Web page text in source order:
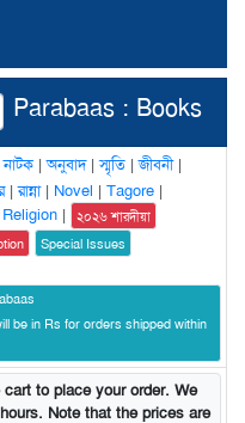
Parabaas : Books
নাটক |অনুবাদ|স্মৃতি |জীবনী|
|রান্না| Novel | Tagore |
Religion |
২০২৬ শারদীয়া
Special Issues
be in Rs for orders shipped within
to place your order. We
Note that the prices are